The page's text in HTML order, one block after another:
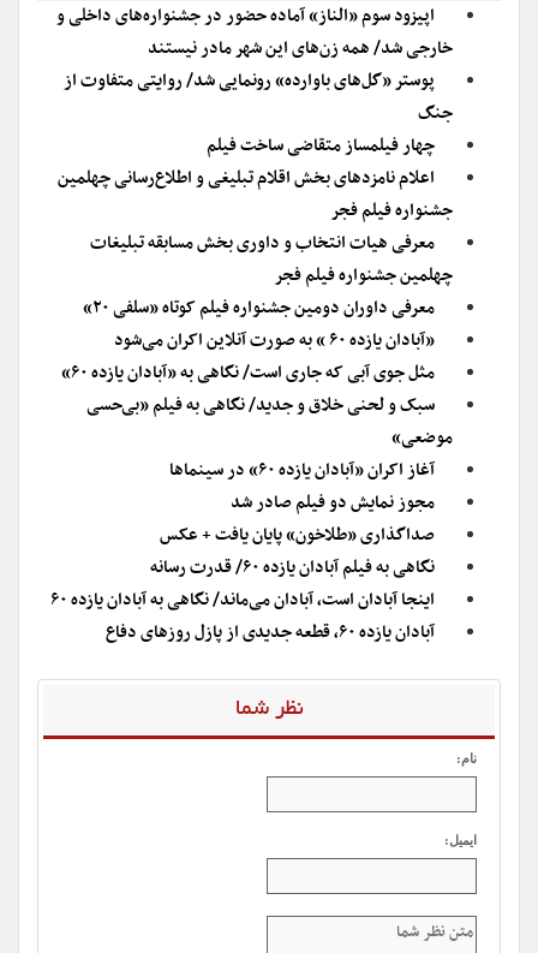
اپیزود سوم «الناز» آماده حضور در جشنواره‌های داخلی و
خارجی شد/ همه زن‌های این شهر مادر نیستند
پوستر «گل‌های باوارده» رونمایی شد/ روایتی متفاوت از
جنگ
چهار فیلمساز متقاضی ساخت فیلم
اعلام نامزدهای بخش اقلام تبلیغی و اطلاع‌رسانی چهلمین
جشنواره فیلم فجر
معرفی هیات انتخاب و داوری بخش مسابقه تبلیغات
چهلمین جشنواره فیلم فجر
معرفی داوران دومین جشنواره فیلم کوتاه «سلفی ۲۰»
«آبادان یازده ۶۰ » به صورت آنلاین اکران می‌شود
مثل جوی آبی که جاری است/ نگاهی به «آبادان یازده ۶۰»
سبک و لحنی خلاق و جدید/ نگاهی به فیلم «بی‌حسی
موضعی»
آغاز اکران «آبادان یازده ۶۰» در سینماها
مجوز نمایش دو فیلم صادر شد
صداگذاری «طلاخون» پایان یافت + عکس
نگاهی به فیلم آبادان یازده ۶۰/ قدرت رسانه
اینجا آبادان است، آبادان می‌ماند‌/ نگاهی به آبادان یازده ۶۰
آبادان یازده ۶۰، قطعه جدیدی از پازل روزهای دفاع
نظر شما
نام:
ایمیل: